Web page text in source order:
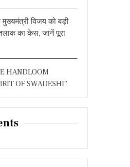
विजय को बड़ी
का केस, जानें पूरा
HANDLOOM
OF SWADESHI”